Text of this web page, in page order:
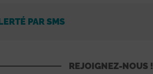
PAR SMS
REJOIGNEZ-NOUS !